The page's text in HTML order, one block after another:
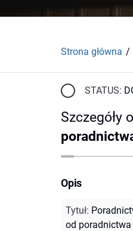
Strona główna
STATUS:
Szczegóły
Opis
Tytuł:
od